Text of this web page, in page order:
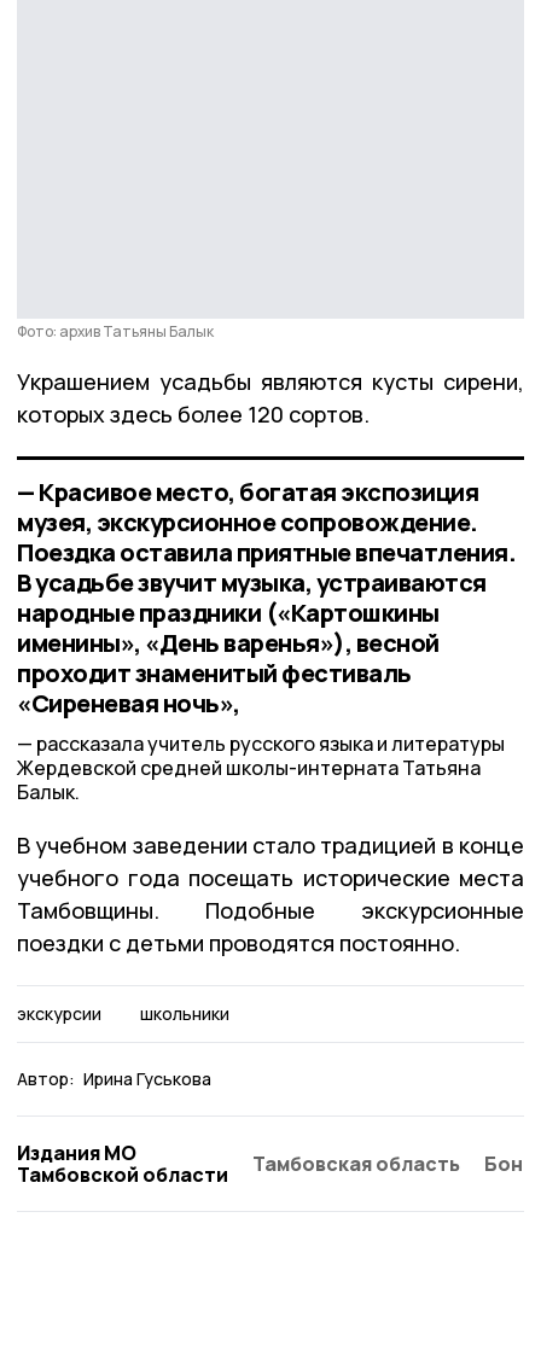
Фото: архив Татьяны Балык
Украшением усадьбы являются кусты сирени,
которых здесь более 120 сортов.
— Красивое место, богатая экспозиция
музея, экскурсионное сопровождение.
Поездка оставила приятные впечатления.
В усадьбе звучит музыка, устраиваются
народные праздники («Картошкины
именины», «День варенья»), весной
проходит знаменитый фестиваль
«Сиреневая ночь»,
рассказала учитель русского языка и литературы
Жердевской средней школы-интерната Татьяна
Балык.
В учебном заведении стало традицией в конце
учебного года посещать исторические места
Тамбовщины. Подобные экскурсионные
поездки с детьми проводятся постоянно.
экскурсии школьники
Автор: Ирина Гуськова
Издания МО
Тамбовской области
Тамбовская область